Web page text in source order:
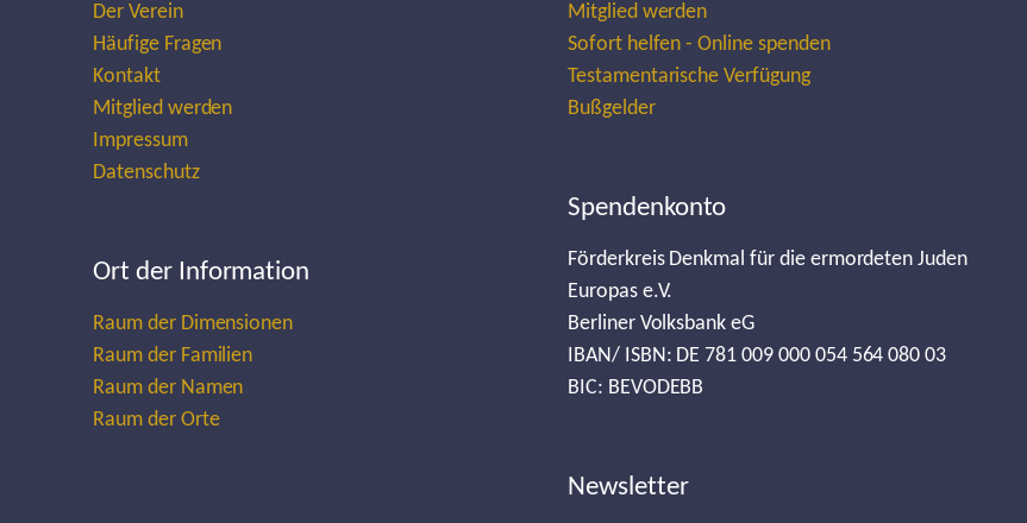
Der Verein
Häufige Fragen
Kontakt
Mitglied werden
Impressum
Datenschutz
Ort der Information
Raum der Dimensionen
Raum der Familien
Raum der Namen
Raum der Orte
Mitglied werden
Sofort helfen - Online spenden
Testamentarische Verfügung
Bußgelder
Spendenkonto
Förderkreis Denkmal für die ermordeten Juden
Europas e.V.
Berliner Volksbank eG
IBAN/ ISBN: DE 781 009 000 054 564 080 03
BIC: BEVODEBB
Newsletter